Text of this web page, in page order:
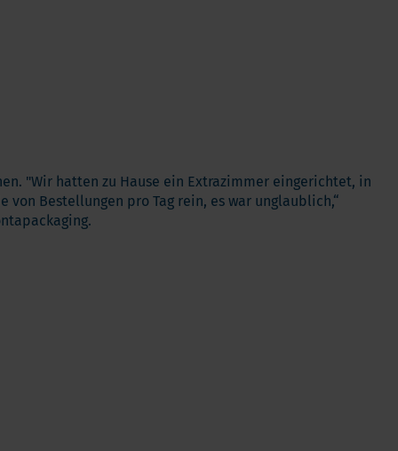
"Wir hatten zu Hause ein Extrazimmer eingerichtet, in
Bestellungen pro Tag rein, es war unglaublich,“